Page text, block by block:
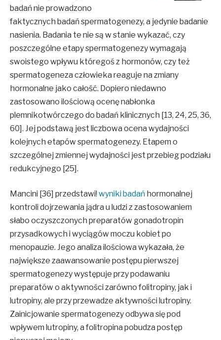
badań nie prowadzono
faktycznych badań spermatogenezy, a jedynie badanie
nasienia. Badania te nie są w stanie wykazać, czy
poszczególne etapy spermatogenezy wymagają
swoistego wpływu któregoś z hormonów, czy też
spermatogeneza człowieka reaguje na zmiany
hormonalne jako całość. Dopiero niedawno
zastosowano ilościową ocenę nabłonka
plemnikotwórczego do badań klinicznych [13, 24, 25, 36,
60]. Jej podstawą jest liczbowa ocena wydajności
kolejnych etapów spermatogenezy. Etapem o
szczególnej zmiennej wydajności jest przebieg podziału
redukcyjnego [25].
Mancini [36] przedstawi! wyniki badań hormonalnej
kontroli dojrzewania jądra u ludzi z zastosowaniem
słabo oczyszczonych preparatów gonadotropin
przysadkowych i wyciągów moczu kobiet po
menopauzie. Jego analiza ilościowa wykazała, że
największe zaawansowanie postępu pierwszej
spermatogenezy występuje przy podawaniu
preparatów o aktywności zarówno folitropiny, jak i
lutropiny, ale przy przewadze aktywności lutropiny.
Zainicjowanie spermatogenezy odbywa się pod
wpływem lutropiny, a folitropina pobudza postęp